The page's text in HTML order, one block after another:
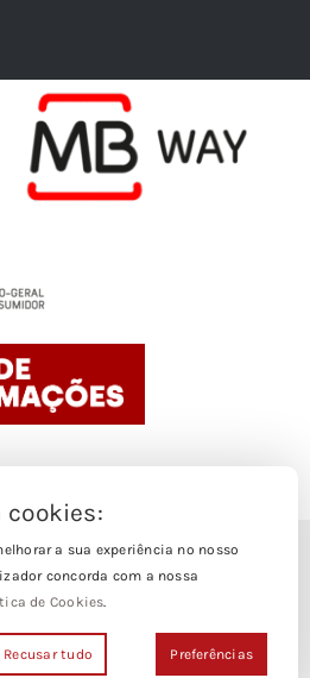
1988- 2026
Piaget Ensino Superior
| Powered by
a sua experiência no nosso
concorda com a nossa
de Cookies.
Recusar tudo Preferências